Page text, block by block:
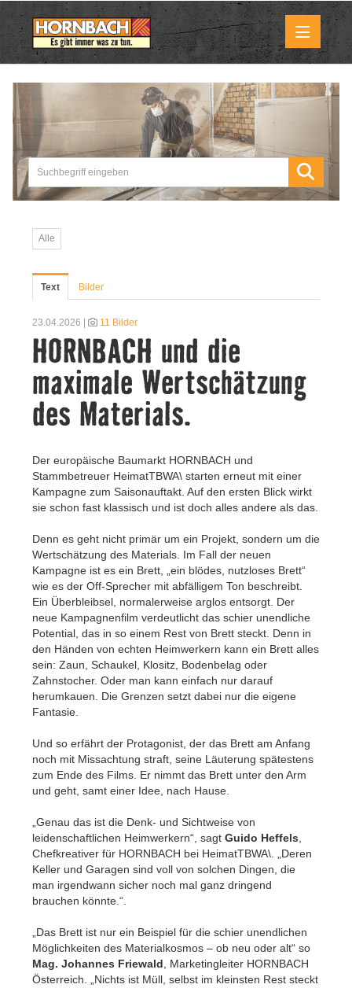
Medienmitteilungen
Pressemitteilungen
Downloads
Marktbilder
Kontakt
Alle
Text Bilder
23.04.2026 | 11 Bilder
HORNBACH und die
maximale Wertschätzung
des Materials.
Der europäische Baumarkt HORNBACH und
Stammbetreuer HeimatTBWA\ starten erneut mit einer
Kampagne zum Saisonauftakt. Auf den ersten Blick wirkt
sie schon fast klassisch und ist doch alles andere als das.
Denn es geht nicht primär um ein Projekt, sondern um die
Wertschätzung des Materials. Im Fall der neuen
Kampagne ist es ein Brett, „ein blödes, nutzloses Brett“
wie es der Off-Sprecher mit abfälligem Ton beschreibt.
Ein Überbleibsel, normalerweise arglos entsorgt. Der
neue Kampagnenfilm verdeutlicht das schier unendliche
Potential, das in so einem Rest von Brett steckt. Denn in
den Händen von echten Heimwerkern kann ein Brett alles
sein: Zaun, Schaukel, Klositz, Bodenbelag oder
Zahnstocher. Oder man kann einfach nur darauf
herumkauen. Die Grenzen setzt dabei nur die eigene
Fantasie.
Und so erfährt der Protagonist, der das Brett am Anfang
noch mit Missachtung straft, seine Läuterung spätestens
zum Ende des Films. Er nimmt das Brett unter den Arm
und geht, samt einer Idee, nach Hause.
„Genau das ist die Denk- und Sichtweise von
leidenschaftlichen Heimwerkern“, sagt Guido Heffels
Chefkreativer für HORNBACH bei HeimatTBWA\. „Deren
Keller und Garagen sind voll von solchen Dingen, die
man irgendwann sicher noch mal ganz dringend
brauchen könnte.“.
„Das Brett ist nur ein Beispiel für die schier unendlichen
Möglichkeiten des Materialkosmos – ob neu oder alt“ so
Mag. Johannes Friewald , Marketingleiter HORNBACH
Österreich. „Nichts ist Müll, selbst im kleinsten Rest steckt